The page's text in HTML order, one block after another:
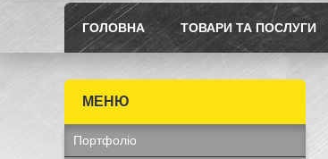
ГОЛОВНА ТОВАРИ ТА ПОСЛУГИ
Портфоліо